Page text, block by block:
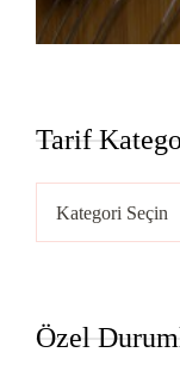
Tarif
Kategorileri
Özel